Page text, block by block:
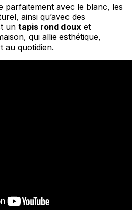
parfaitement avec le blanc, les
ainsi qu’avec des
un tapis rond doux et
qui allie esthétique,
au quotidien.